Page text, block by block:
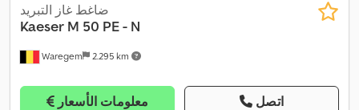
Waregem 2.295 km
ضاغط غاز التبريد
Kaeser M 50 PE - N
معلومات الأسعار اتصل